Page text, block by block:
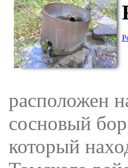
расположен
сосновый
который